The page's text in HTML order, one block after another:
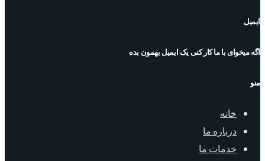
ایمیل
اگه میخوای با ما کار کنی یک ایمیل بهمون بده
منو
خانه
درباره ما
خدمات ما